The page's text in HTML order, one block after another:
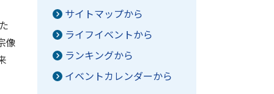
像
サイトマップから
ライフイベントから
ランキングから
イベントカレンダーから